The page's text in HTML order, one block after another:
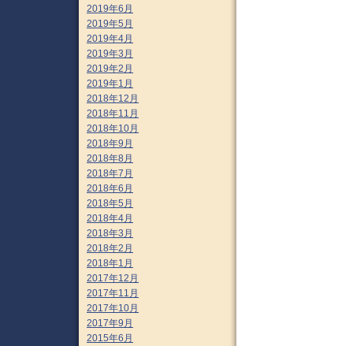
2019年6月
2019年5月
2019年4月
2019年3月
2019年2月
2019年1月
2018年12月
2018年11月
2018年10月
2018年9月
2018年8月
2018年7月
2018年6月
2018年5月
2018年4月
2018年3月
2018年2月
2018年1月
2017年12月
2017年11月
2017年10月
2017年9月
2015年6月